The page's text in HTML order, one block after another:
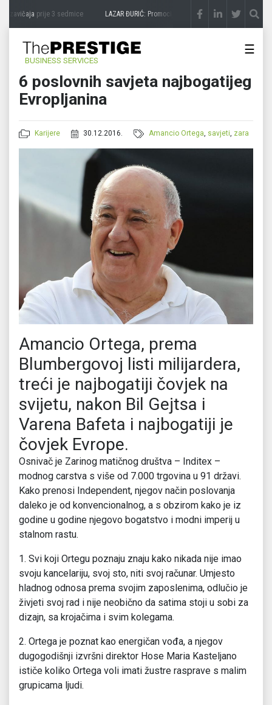
zavičajaprije 3 sedmice LAZAR ĐURIĆ: Promocija potencijal pretvara u destinaciju
BUSINESS SERVICES
☰
6 poslovnih savjeta najbogatijeg
Evropljanina
Karijere 30.12.2016. Amancio Ortega, savjeti, zara
Amancio Ortega, prema
Blumbergovoj listi milijardera,
treći je najbogatiji čovjek na
svijetu, nakon Bil Gejtsa i
Varena Bafeta i najbogatiji je
čovjek Evrope.
Osnivač je Zarinog matičnog društva – Inditex –
modnog carstva s više od 7.000 trgovina u 91 državi.
Kako prenosi Independent, njegov način poslovanja
daleko je od konvencionalnog, a s obzirom kako je iz
godine u godine njegovo bogatstvo i modni imperij u
stalnom rastu.
1. Svi koji Ortegu poznaju znaju kako nikada nije imao
svoju kancelariju, svoj sto, niti svoj računar. Umjesto
hladnog odnosa prema svojim zaposlenima, odlučio je
živjeti svoj rad i nije neobično da satima stoji u sobi za
dizajn, sa krojačima i svim kolegama.
2. Ortega je poznat kao energičan vođa, a njegov
dugogodišnji izvršni direktor Hose Maria Kasteljano
ističe koliko Ortega voli imati žustre rasprave s malim
grupicama ljudi.